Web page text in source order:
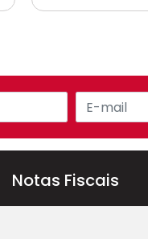
Notas Fiscais